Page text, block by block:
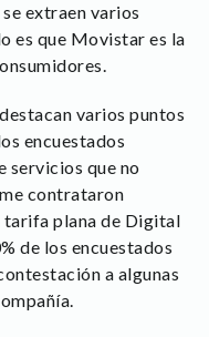
extraen varios
es que Movistar es la
varios puntos
encuestados
servicios que no
contrataron
tarifa plana de Digital
de los encuestados
a algunas